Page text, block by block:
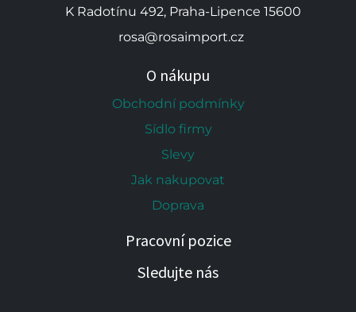
K Radotínu 492, Praha-Lipence 15600
rosa@rosaimport.cz
O nákupu
Obchodní podmínky
Sídlo firmy
Slevy
Jak nakupovat
Doprava
Pracovní pozice
Sledujte nás